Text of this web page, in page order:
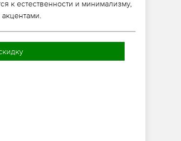
к естественности и минимализму,